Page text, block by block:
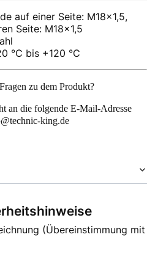
auf einer Seite: M18x1,5,
Seite: M18x1,5
°C bis +120 °C
zu dem Produkt?
an die folgende E-Mail-Adresse
king.de
(Übereinstimmung mit